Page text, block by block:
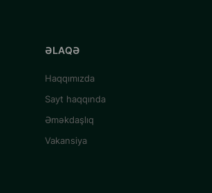
ƏLAQƏ
Haqqımızda
Sayt haqqında
Əməkdaşlıq
Vakansiya